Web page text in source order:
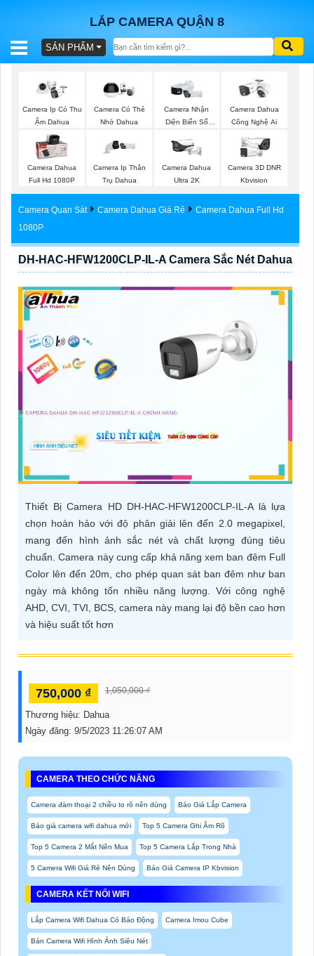
LẮP CAMERA QUẬN 8
BÁO
SẢN
TƯ
LẮP
ĐẶT
PHỤ
CAMERA
TƯ
DỊCH
VỤ
SẢN PHẨM
Camera Ip Có Thu
Ậm Dahua
Camera Có Thẻ
Nhớ Dahua
Camera Nhận
Diện Biển Số
Camera Dahua
Công Nghệ Ai
Camera Dahua
Full Hd 1080P
Camera Ip Thân
Trụ Dahua
Camera Dahua
Ultra 2K
Camera 3D DNR
Kbvision
Camera Quan Sát Camera Dahua Giá Rẻ
Camera Dahua Full Hd
1080P
DH-HAC-HFW1200CLP-IL-A Camera Sắc Nét Dahua
Thiết Bị Camera HD DH-HAC-HFW1200CLP-IL-A là lựa
chọn hoàn hảo với độ phân giải lên đến 2.0 megapixel,
mang đến hình ảnh sắc nét và chất lượng đúng tiêu
chuẩn. Camera này cung cấp khả năng xem ban đêm Full
Color lên đến 20m, cho phép quan sát ban đêm như ban
ngày mà không tốn nhiều năng lượng. Với công nghệ
AHD, CVI, TVI, BCS, camera này mang lại độ bền cao hơn
và hiệu suất tốt hơn
750,000 ₫ 1,050,000 ₫
Thương hiệu: Dahua
Ngày đăng: 9/5/2023 11:26:07 AM
CAMERA THEO CHỨC NĂNG
Camera đàm thoại 2 chiều to rõ nên dùng Báo Giá Lắp Camera
Báo giá camera wifi dahua mới Top 5 Camera Ghi Âm Rõ
Top 5 Camera 2 Mắt Nên Mua Top 5 Camera Lắp Trong Nhà
5 Camera Wifi Giá Rẻ Nên Dùng Báo Giá Camera IP Kbvision
CAMERA KẾT NỐI WIFI
Lắp Camera Wifi Dahua Có Báo Động Camera Imou Cube
Bán Camera Wifi Hình Ảnh Siêu Nét